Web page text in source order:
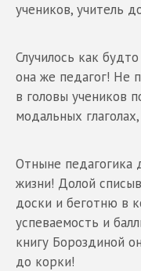
учеников, учитель
Случилось как
она же педагог! Не
в головы учеников
модальных
Отныне педагогика
жизни! Долой
доски и беготню в
успеваемость и
книгу Бороздиной
до корки!